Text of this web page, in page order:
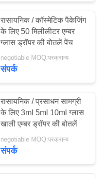
रासायनिक / कॉस्मेटिक पैकेजिंग
के लिए 50 मिलीलीटर एम्बर
ग्लास ड्रॉपर की बोतलें पेंच
negotiable MOQ:परक्राम्य
संपर्क
रासायनिक / प्रसाधन सामग्री
के लिए 3ml 5ml 10ml ग्लास
खाली एम्बर ड्रॉपर की बोतलें
negotiable MOQ:परक्राम्य
संपर्क